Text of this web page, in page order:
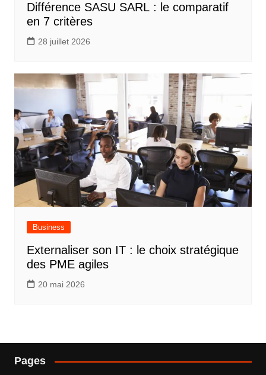
Différence SASU SARL : le comparatif
en 7 critères
28 juillet 2026
Business
Externaliser son IT : le choix stratégique
des PME agiles
20 mai 2026
Pages